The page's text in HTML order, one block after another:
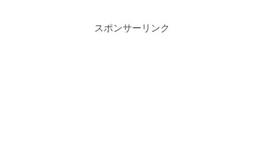
スポンサーリンク